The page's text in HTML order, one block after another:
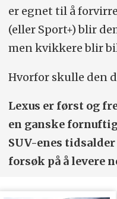
er egnet til å
(eller Sport+) blir
men kvikkere blir
Hvorfor skulle den
Lexus er først og
en ganske
SUV-enes
forsøk på å levere